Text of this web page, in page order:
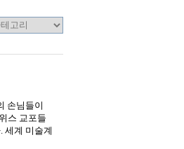
손님들이
스 교포들
세계 미술계